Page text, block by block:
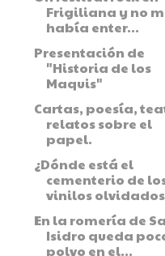
Frigiliana y no
había enter...
Presentación de
"Historia de los
Maquis"
Cartas, poesía,
relatos sobre el
papel.
¿Dónde está el
cementerio de
vinilos
En la romería de
Isidro queda
polvo en el...